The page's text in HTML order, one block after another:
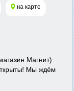
на карте
Магнит)
Мы ждём